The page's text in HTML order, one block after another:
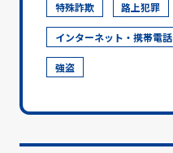
特殊詐欺 路上犯罪
インターネット・携帯電話
強盗